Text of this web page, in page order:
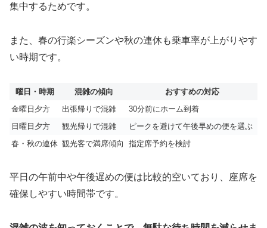
集中するためです。
また、春の行楽シーズンや秋の連休も乗車率が上がりやす
い時期です。
曜日・時期 混雑の傾向
おすすめの対応
金曜日夕方
出張帰りで混雑
30分前にホーム到着
日曜日夕方
観光帰りで混雑
ピークを避けて午後早めの便を選ぶ
春・秋の連休 観光客で満席傾向 指定席予約を検討
平日の午前中や午後遅めの便は比較的空いており、座席を
確保しやすい時間帯です。